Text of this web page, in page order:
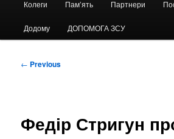
Колеги Пам’ять Партнери
Додому ДОПОМОГА ЗСУ
Post
← Previous
Федір Стригун